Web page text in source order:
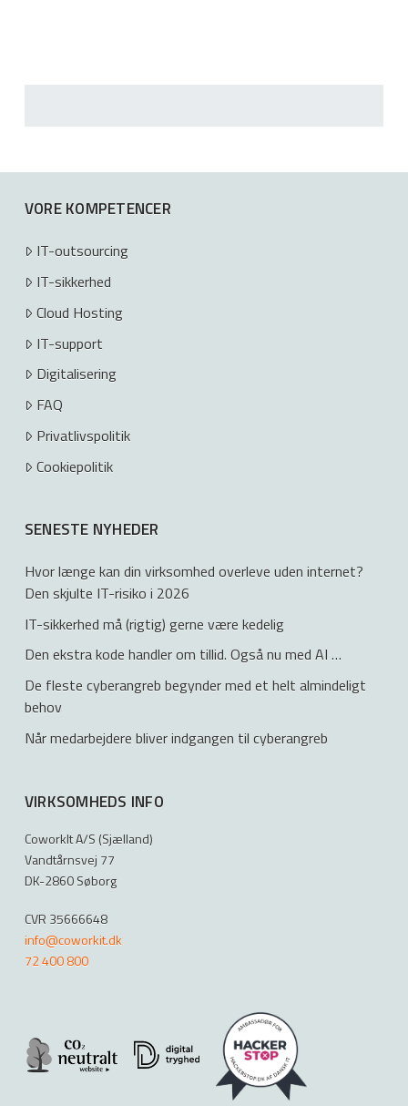
VORE KOMPETENCER
IT-outsourcing
IT-sikkerhed
Cloud Hosting
IT-support
Digitalisering
FAQ
Privatlivspolitik
Cookiepolitik
SENESTE NYHEDER
Hvor længe kan din virksomhed overleve uden internet?
Den skjulte IT-risiko i 2026
IT-sikkerhed må (rigtig) gerne være kedelig
Den ekstra kode handler om tillid. Også nu med AI …
De fleste cyberangreb begynder med et helt almindeligt
behov
Når medarbejdere bliver indgangen til cyberangreb
VIRKSOMHEDS INFO
CoworkIt A/S (Sjælland)
Vandtårnsvej 77
DK-2860 Søborg
CVR 35666648
info@coworkit.dk
72 400 800